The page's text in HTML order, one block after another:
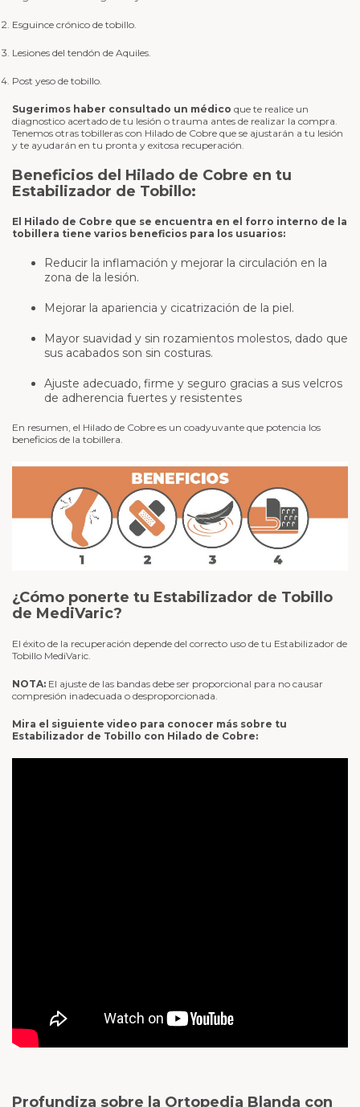
Esguince crónico de tobillo.
Lesiones del tendón de Aquiles.
Post yeso de tobillo.
Sugerimos haber consultado un médico que te realice un
diagnostico acertado de tu lesión o trauma antes de realizar la compra.
Tenemos otras tobilleras con Hilado de Cobre que se ajustarán a tu lesión
y te ayudarán en tu pronta y exitosa recuperación.
Beneficios del Hilado de Cobre en tu
Estabilizador de Tobillo:
El Hilado de Cobre que se encuentra en el forro interno de la
tobillera tiene varios beneficios para los usuarios:
Reducir la inflamación y mejorar la circulación en la
zona de la lesión.
Mejorar la apariencia y cicatrización de la piel.
Mayor suavidad y sin rozamientos molestos, dado que
sus acabados son sin costuras.
Ajuste adecuado, firme y seguro gracias a sus velcros
de adherencia fuertes y resistentes
En resumen, el Hilado de Cobre es un coadyuvante que potencia los
beneficios de la tobillera.
¿Cómo ponerte tu Estabilizador de Tobillo
de MediVaric?
El éxito de la recuperación depende del correcto uso de tu Estabilizador de
Tobillo MediVaric.
NOTA: El ajuste de las bandas debe ser proporcional para no causar
compresión inadecuada o desproporcionada.
Mira el siguiente video para conocer más sobre tu
Estabilizador de Tobillo con Hilado de Cobre:
Profundiza sobre la Ortopedia Blanda con